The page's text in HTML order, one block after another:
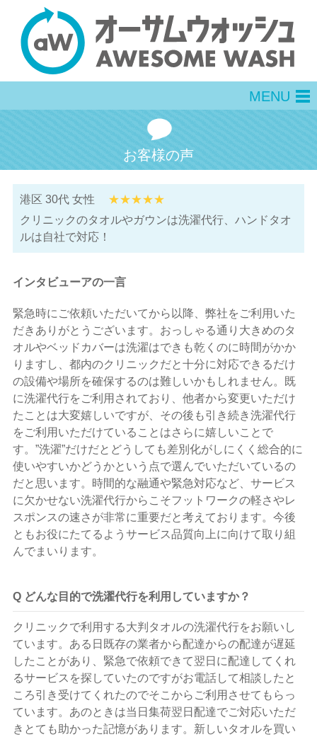
MENU
お客様の声
港区 30代 女性
★★★★★
クリニックのタオルやガウンは洗濯代行、ハンドタオ
ルは自社で対応！
インタビューアの一言
緊急時にご依頼いただいてから以降、弊社をご利用いた
だきありがとうございます。おっしゃる通り大きめのタ
オルやベッドカバーは洗濯はできも乾くのに時間がかか
りますし、都内のクリニックだと十分に対応できるだけ
の設備や場所を確保するのは難しいかもしれません。既
に洗濯代行をご利用されており、他者から変更いただけ
たことは大変嬉しいですが、その後も引き続き洗濯代行
をご利用いただけていることはさらに嬉しいことで
す。”洗濯”だけだとどうしても差別化がしにくく総合的に
使いやすいかどうかという点で選んでいただいているの
だと思います。時間的な融通や緊急対応など、サービス
に欠かせない洗濯代行からこそフットワークの軽さやレ
スポンスの速さが非常に重要だと考えております。今後
ともお役にたてるようサービス品質向上に向けて取り組
んでまいります。
Q どんな目的で洗濯代行を利用していますか？
クリニックで利用する大判タオルの洗濯代行をお願いし
ています。ある日既存の業者から配達からの配達が遅延
したことがあり、緊急で依頼できて翌日に配達してくれ
るサービスを探していたのですがお電話して相談したと
ころ引き受けてくれたのでそこからご利用させてもらっ
ています。あのときは当日集荷翌日配達でご対応いただ
きとても助かった記憶があります。新しいタオルを買い